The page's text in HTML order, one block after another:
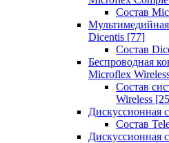
Состав
Dicentis [77]
Состав
Беспроводная
Microflex
Состав
Wireless
Дискуссионная
Состав
Дискуссионная